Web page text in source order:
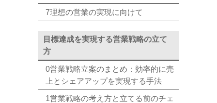
7理想の営業の実現に向けて
目標達成を実現する営業戦略の立て
方
0営業戦略立案のまとめ：効率的に売
上とシェアアップを実現する手法
1営業戦略の考え方と立てる前のチェ